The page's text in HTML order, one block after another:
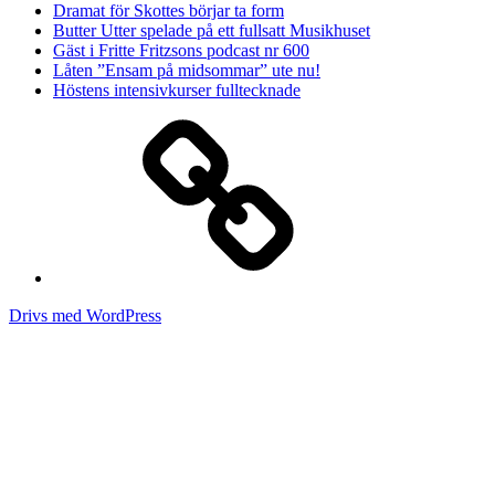
Dramat för Skottes börjar ta form
Butter Utter spelade på ett fullsatt Musikhuset
Gäst i Fritte Fritzsons podcast nr 600
Låten ”Ensam på midsommar” ute nu!
Höstens intensivkurser fulltecknade
Drivs med WordPress